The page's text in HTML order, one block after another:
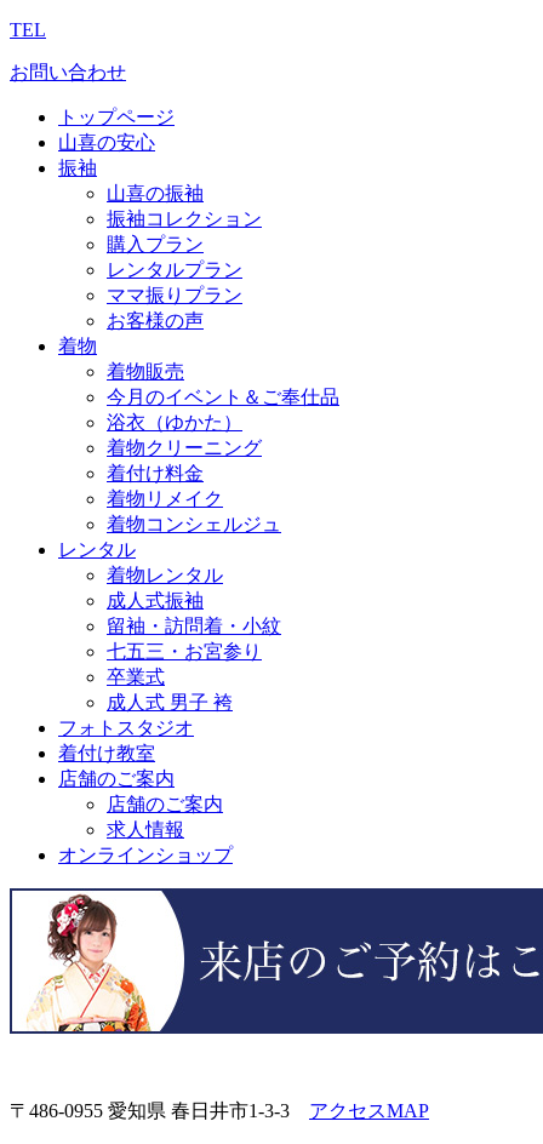
TEL
お問い合わせ
トップページ
山喜の安心
振袖
山喜の振袖
振袖コレクション
購入プラン
レンタルプラン
ママ振りプラン
お客様の声
着物
着物販売
今月のイベント＆ご奉仕品
浴衣（ゆかた）
着物クリーニング
着付け料金
着物リメイク
着物コンシェルジュ
レンタル
着物レンタル
成人式振袖
留袖・訪問着・小紋
七五三・お宮参り
卒業式
成人式 男子 袴
フォトスタジオ
着付け教室
店舗のご案内
店舗のご案内
求人情報
オンラインショップ
〒486-0955 愛知県 春日井市1-3-3 アクセスMAP